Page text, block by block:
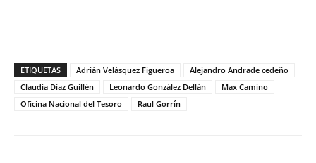
ETIQUETAS Adrián Velásquez Figueroa
Alejandro Andrade cedeño
Claudia Díaz Guillén
Leonardo González Dellán
Max Camino
Oficina Nacional del Tesoro
Raul Gorrín